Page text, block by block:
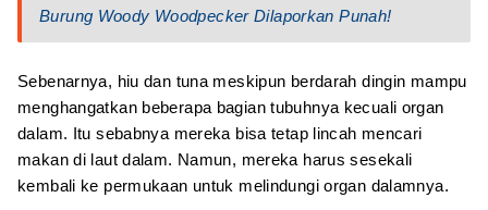
Burung Woody Woodpecker Dilaporkan Punah!
Sebenarnya, hiu dan tuna meskipun berdarah dingin mampu
menghangatkan beberapa bagian tubuhnya kecuali organ
dalam. Itu sebabnya mereka bisa tetap lincah mencari
makan di laut dalam. Namun, mereka harus sesekali
kembali ke permukaan untuk melindungi organ dalamnya.